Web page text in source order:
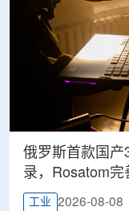
俄罗斯首款国产
录，Rosatom完
工业 2026-08-08